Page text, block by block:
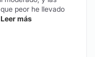
peor he llevado
Leer más